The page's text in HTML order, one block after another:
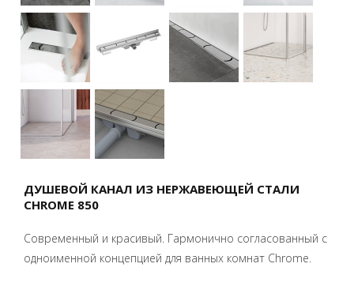
ДУШЕВОЙ КАНАЛ ИЗ НЕРЖАВЕЮЩЕЙ СТАЛИ
CHROME 850
Современный и красивый. Гармонично согласованный с
одноименной концепцией для ванных комнат Chrome.